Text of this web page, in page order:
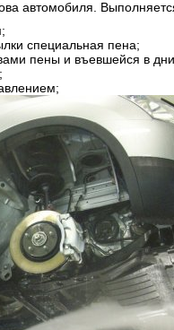
автомобиля.
специальная пена;
пены и въевшейся в